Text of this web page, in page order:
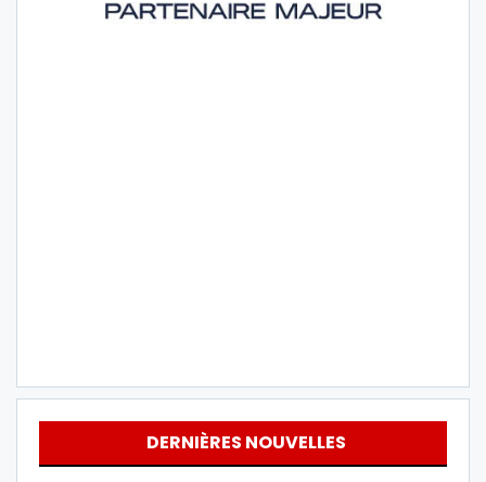
DERNIÈRES NOUVELLES